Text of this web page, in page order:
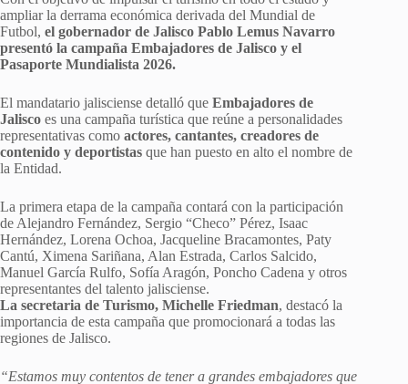
ampliar la derrama económica derivada del Mundial de
Futbol, el gobernador de Jalisco Pablo Lemus Navarro
presentó la campaña Embajadores de Jalisco y el
Pasaporte Mundialista 2026.
El mandatario jalisciense detalló que Embajadores de
Jalisco es una campaña turística que reúne a personalidades
representativas como actores, cantantes, creadores de
contenido y deportistas que han puesto en alto el nombre de
la Entidad.
La primera etapa de la campaña contará con la participación
de Alejandro Fernández, Sergio “Checo” Pérez, Isaac
Hernández, Lorena Ochoa, Jacqueline Bracamontes, Paty
Cantú, Ximena Sariñana, Alan Estrada, Carlos Salcido,
Manuel García Rulfo, Sofía Aragón, Poncho Cadena y otros
representantes del talento jalisciense.
La secretaria de Turismo, Michelle Friedman, destacó la
importancia de esta campaña que promocionará a todas las
regiones de Jalisco.
“Estamos muy contentos de tener a grandes embajadores que